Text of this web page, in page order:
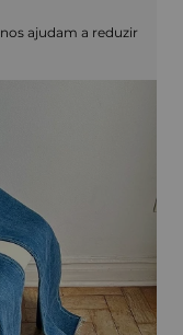
ajudam a reduzir